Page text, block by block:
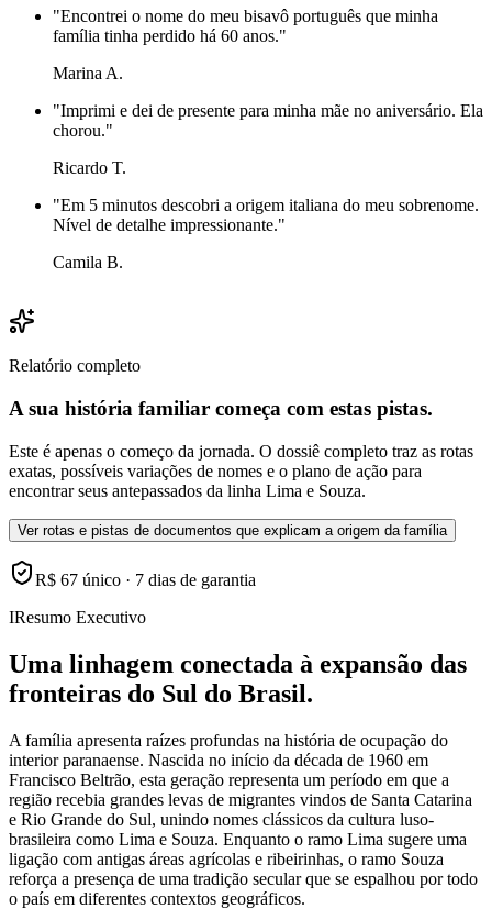
"Encontrei o nome do meu bisavô português que minha
família tinha perdido há 60 anos."
Marina A.
"Imprimi e dei de presente para minha mãe no aniversário. Ela
chorou."
Ricardo T.
"Em 5 minutos descobri a origem italiana do meu sobrenome.
Nível de detalhe impressionante."
Camila B.
Relatório completo
A sua história familiar começa com estas pistas.
Este é apenas o começo da jornada. O dossiê completo traz as rotas
exatas, possíveis variações de nomes e o plano de ação para
encontrar seus antepassados da linha Lima e Souza.
Ver rotas e pistas de documentos que explicam a origem da família
R$ 67 único · 7 dias de garantia
IResumo Executivo
Uma linhagem conectada à expansão das
fronteiras do Sul do Brasil.
A família apresenta raízes profundas na história de ocupação do
interior paranaense. Nascida no início da década de 1960 em
Francisco Beltrão, esta geração representa um período em que a
região recebia grandes levas de migrantes vindos de Santa Catarina
e Rio Grande do Sul, unindo nomes clássicos da cultura luso-
brasileira como Lima e Souza. Enquanto o ramo Lima sugere uma
ligação com antigas áreas agrícolas e ribeirinhas, o ramo Souza
reforça a presença de uma tradição secular que se espalhou por todo
o país em diferentes contextos geográficos.